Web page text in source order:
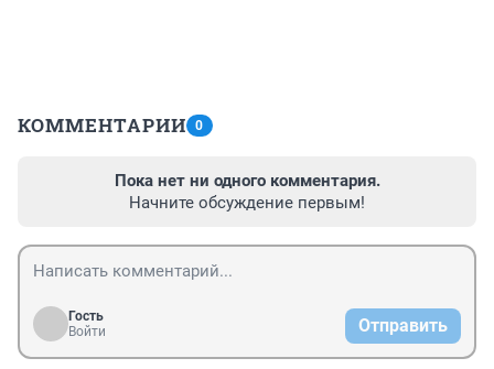
КОММЕНТАРИИ 0
Пока нет ни одного комментария.
Начните обсуждение первым!
Гость
Войти
Отправить